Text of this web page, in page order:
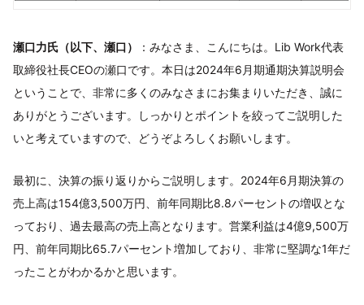
瀬口力氏（以下、瀬口）
：みなさま、こんにちは。Lib Work代表
取締役社長CEOの瀬口です。本日は2024年6月期通期決算説明会
ということで、非常に多くのみなさまにお集まりいただき、誠に
ありがとうございます。しっかりとポイントを絞ってご説明した
いと考えていますので、どうぞよろしくお願いします。
最初に、決算の振り返りからご説明します。2024年6月期決算の
売上高は154億3,500万円、前年同期比8.8パーセントの増収とな
っており、過去最高の売上高となります。営業利益は4億9,500万
円、前年同期比65.7パーセント増加しており、非常に堅調な1年だ
ったことがわかるかと思います。